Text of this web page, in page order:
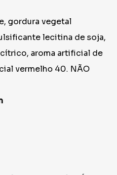
gordura vegetal
lecitina de soja,
aroma artificial de
vermelho 40. NÃO